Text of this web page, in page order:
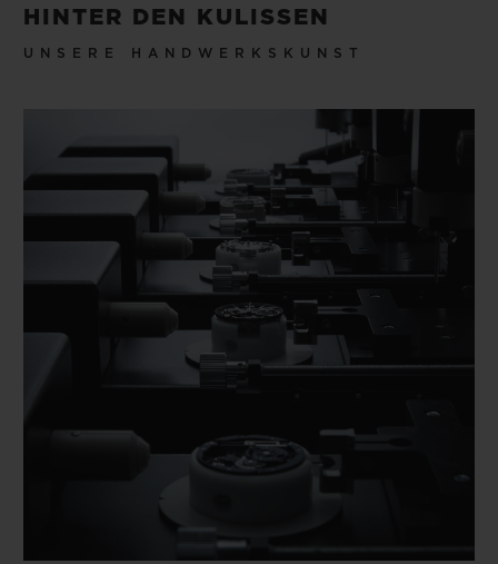
HINTER DEN KULISSEN
UNSERE HANDWERKSKUNST